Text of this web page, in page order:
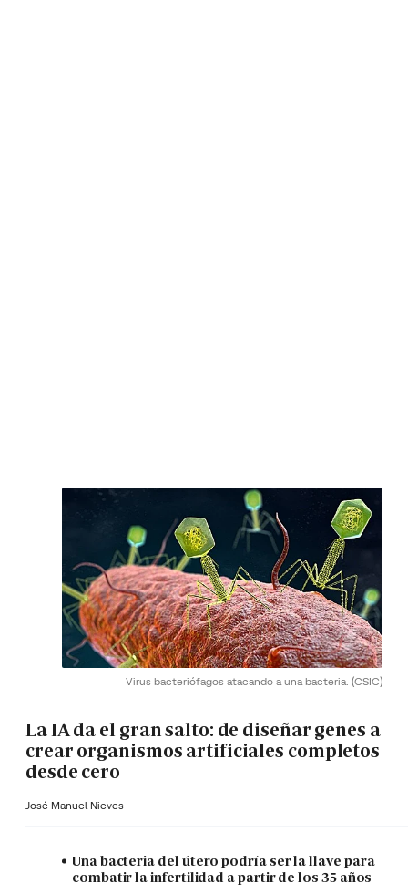
Virus bacteriófagos atacando a una bacteria. (CSIC)
La IA da el gran salto: de diseñar genes a
crear organismos artificiales completos
desde cero
José Manuel Nieves
Una bacteria del útero podría ser la llave para
combatir la infertilidad a partir de los 35 años